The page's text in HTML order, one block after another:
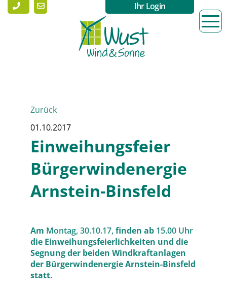
Ihr Login
Zurück
01.10.2017
Einweihungsfeier
Bürgerwindenergie
Arnstein-Binsfeld
Am Montag, 30.10.17,finden ab 15.00 Uhr
die Einweihungsfeierlichkeiten und die
Segnung der beiden Windkraftanlagen
der Bürgerwindenergie Arnstein-Binsfeld
statt.